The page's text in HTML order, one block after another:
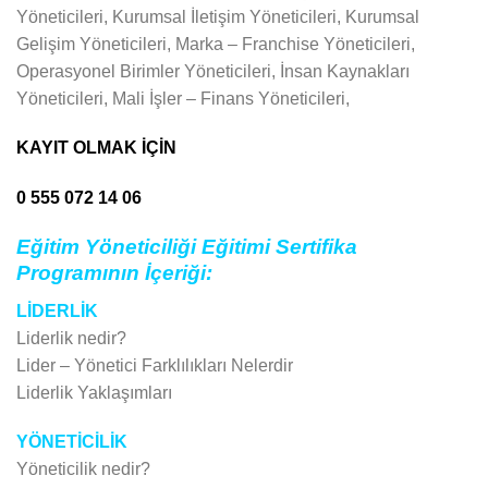
Yöneticileri, Kurumsal İletişim Yöneticileri, Kurumsal
Gelişim Yöneticileri, Marka – Franchise Yöneticileri,
Operasyonel Birimler Yöneticileri, İnsan Kaynakları
Yöneticileri, Mali İşler – Finans Yöneticileri,
KAYIT OLMAK İÇİN
0 555 072 14 06
Eğitim Yöneticiliği Eğitimi Sertifika
Programının İçeriği:
LİDERLİK
Liderlik nedir?
Lider – Yönetici Farklılıkları Nelerdir
Liderlik Yaklaşımları
YÖNETİCİLİK
Yöneticilik nedir?